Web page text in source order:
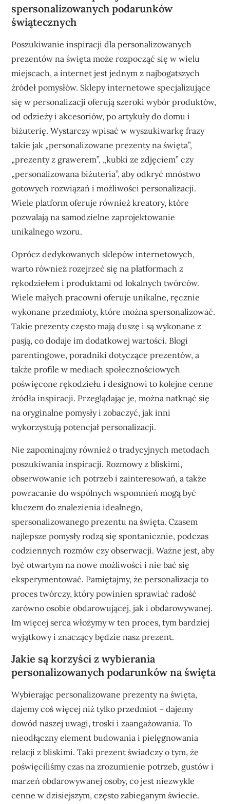
spersonalizowanych podarunków
świątecznych
Poszukiwanie inspiracji dla personalizowanych
prezentów na święta może rozpocząć się w wielu
miejscach, a internet jest jednym z najbogatszych
źródeł pomysłów. Sklepy internetowe specjalizujące
się w personalizacji oferują szeroki wybór produktów,
od odzieży i akcesoriów, po artykuły do domu i
biżuterię. Wystarczy wpisać w wyszukiwarkę frazy
takie jak „personalizowane prezenty na święta”,
„prezenty z grawerem”, „kubki ze zdjęciem” czy
„personalizowana biżuteria”, aby odkryć mnóstwo
gotowych rozwiązań i możliwości personalizacji.
Wiele platform oferuje również kreatory, które
pozwalają na samodzielne zaprojektowanie
unikalnego wzoru.
Oprócz dedykowanych sklepów internetowych,
warto również rozejrzeć się na platformach z
rękodziełem i produktami od lokalnych twórców.
Wiele małych pracowni oferuje unikalne, ręcznie
wykonane przedmioty, które można spersonalizować.
Takie prezenty często mają duszę i są wykonane z
pasją, co dodaje im dodatkowej wartości. Blogi
parentingowe, poradniki dotyczące prezentów, a
także profile w mediach społecznościowych
poświęcone rękodziełu i designowi to kolejne cenne
źródła inspiracji. Przeglądając je, można natknąć się
na oryginalne pomysły i zobaczyć, jak inni
wykorzystują potencjał personalizacji.
Nie zapominajmy również o tradycyjnych metodach
poszukiwania inspiracji. Rozmowy z bliskimi,
obserwowanie ich potrzeb i zainteresowań, a także
powracanie do wspólnych wspomnień mogą być
kluczem do znalezienia idealnego,
spersonalizowanego prezentu na święta. Czasem
najlepsze pomysły rodzą się spontanicznie, podczas
codziennych rozmów czy obserwacji. Ważne jest, aby
być otwartym na nowe możliwości i nie bać się
eksperymentować. Pamiętajmy, że personalizacja to
proces twórczy, który powinien sprawiać radość
zarówno osobie obdarowującej, jak i obdarowywanej.
Im więcej serca włożymy w ten proces, tym bardziej
wyjątkowy i znaczący będzie nasz prezent.
Jakie są korzyści z wybierania
personalizowanych podarunków na święta
Wybierając personalizowane prezenty na święta,
dajemy coś więcej niż tylko przedmiot – dajemy
dowód naszej uwagi, troski i zaangażowania. To
nieodłączny element budowania i pielęgnowania
relacji z bliskimi. Taki prezent świadczy o tym, że
poświęciliśmy czas na zrozumienie potrzeb, gustów i
marzeń obdarowywanej osoby, co jest niezwykle
cenne w dzisiejszym, często zabieganym świecie.